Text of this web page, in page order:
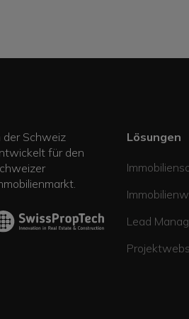
der Schweiz
für den
Lösungen
Lead